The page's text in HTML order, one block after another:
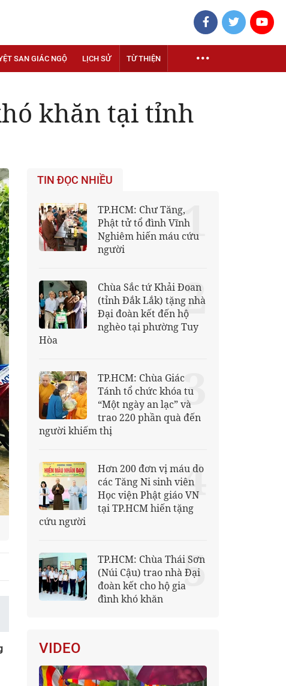
SAN GIÁC NGỘ LỊCH SỬ TỪ THIỆN
khăn tại tỉnh
TIN ĐỌC NHIỀU
TP.HCM: Chư Tăng,
Phật tử tổ đình Vĩnh
Nghiêm hiến máu cứu
người
1
Chùa Sắc tứ Khải Đoan
(tỉnh Đắk Lắk) tặng nhà
Đại đoàn kết đến hộ
nghèo tại phường Tuy
Hòa
2
TP.HCM: Chùa Giác
Tánh tổ chức khóa tu
“Một ngày an lạc” và
trao 220 phần quà đến
người khiếm thị
3
Hơn 200 đơn vị máu do
các Tăng Ni sinh viên
Học viện Phật giáo VN
tại TP.HCM hiến tặng
cứu người
4
TP.HCM: Chùa Thái Sơn
(Núi Cậu) trao nhà Đại
đoàn kết cho hộ gia
đình khó khăn
5
VIDEO